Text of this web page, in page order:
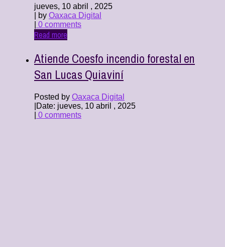
jueves, 10 abril , 2025
| by Oaxaca Digital
0 comments
Read more
Atiende Coesfo incendio forestal en
San Lucas Quiaviní
Posted by Oaxaca Digital
Date: jueves, 10 abril , 2025
0 comments